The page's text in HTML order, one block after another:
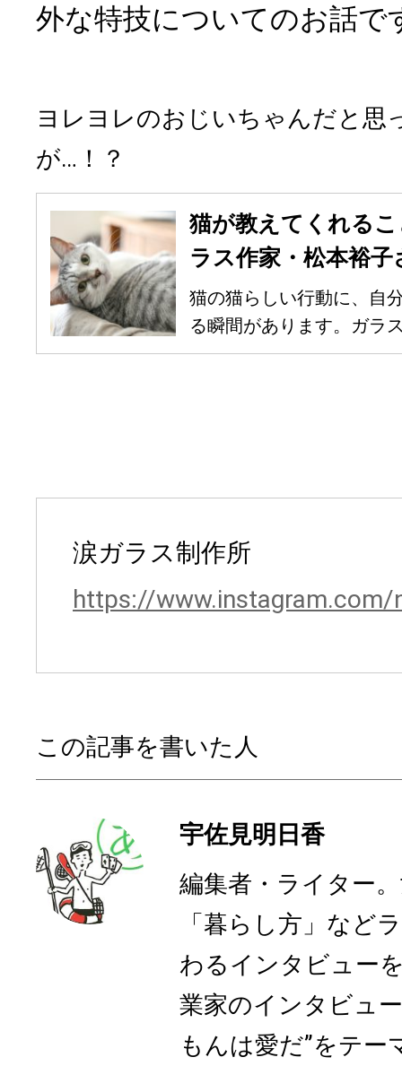
外な特技についてのお話で
ヨレヨレのおじいちゃんだと思
が…！？
猫が教えてくれる
ラス作家・松本裕
猫の猫らしい行動に、自
る瞬間があります。ガラ
涙ガラス制作所
https://www.instagram.com/
この記事を書いた人
宇佐見明日香
編集者・ライター
「暮らし方」など
わるインタビュー
業家のインタビュ
もんは愛だ”をテー